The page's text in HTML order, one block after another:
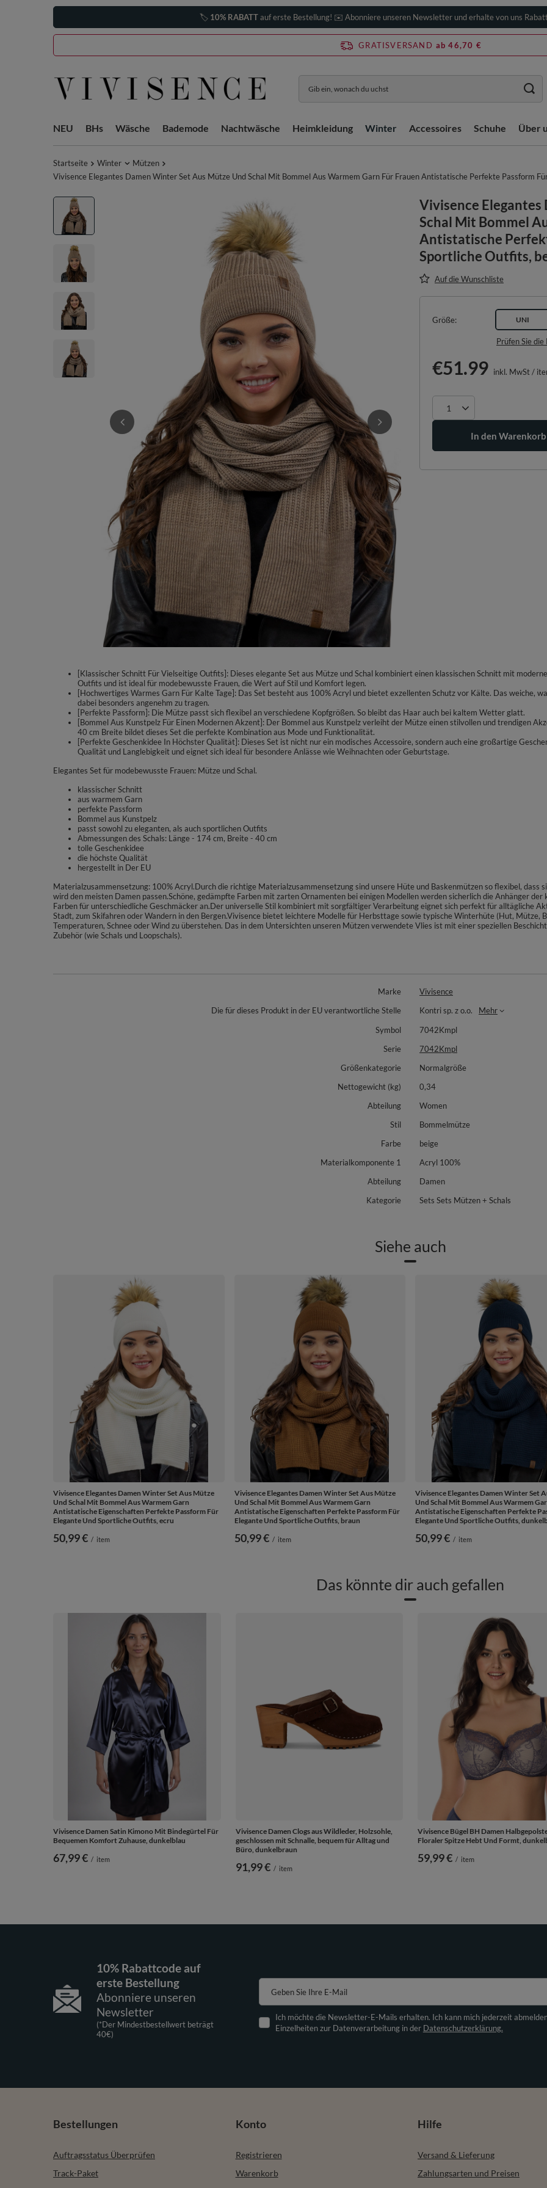
🏷️ 10% RABATTauf erste Bestellung! ✉️ Abonniere unseren Newsletter und erhalte von uns
GRATISVERSAND ab 46,70 €
NEU BHs Wäsche Bademode Nachtwäsche Heimkleidung Winter Accessoires Schuhe Über
Startseite Winter
Mützen
Vivisence Elegantes Damen Winter Set Aus Mütze Und Schal Mit Bommel Aus Warmem Garn Für Frauen Antistatische Perfekte Passform
Vivisence Elegantes
Schal Mit Bommel
Antistatische
Sportliche Outfits,
Auf die Wunschliste
Größe UNI
Prüfen Sie
€51.99 inkl. MwSt/
In den Warenkorb
[Klassischer Schnitt Für Vielseitige Outfits]: Dieses elegante Set aus Mütze und Schal kombiniert einen klassischen Schnitt mit
Outfits und ist ideal für modebewusste Frauen, die Wert auf Stil und Komfort legen.
[Hochwertiges Warmes Garn Für Kalte Tage]: Das Set besteht aus 100% Acryl und bietet exzellenten Schutz vor Kälte. Das weiche,
dabei besonders angenehm zu tragen.
[Perfekte Passform]: Die Mütze passt sich flexibel an verschiedene Kopfgrößen. So bleibt das Haar auch bei kaltem Wetter glatt.
[Bommel Aus Kunstpelz Für Einen Modernen Akzent]: Der Bommel aus Kunstpelz verleiht der Mütze einen stilvollen und trendigen
40 cm Breite bildet dieses Set die perfekte Kombination aus Mode und Funktionalität.
[Perfekte Geschenkidee In Höchster Qualität]: Dieses Set ist nicht nur ein modisches Accessoire, sondern auch eine großartige
Qualität und Langlebigkeit und eignet sich ideal für besondere Anlässe wie Weihnachten oder Geburtstage.
Elegantes Set für modebewusste Frauen: Mütze und Schal.
klassischer Schnitt
aus warmem Garn
perfekte Passform
Bommel aus Kunstpelz
passt sowohl zu eleganten, als auch sportlichen Outfits
Abmessungen des Schals: Länge - 174 cm, Breite - 40 cm
tolle Geschenkidee
die höchste Qualität
hergestellt in Der EU
Materialzusammensetzung: 100% Acryl.Durch die richtige Materialzusammensetzung sind unsere Hüte und Baskenmützen so flexibel, dass
wird den meisten Damen passen.Schöne, gedämpfte Farben mit zarten Ornamenten bei einigen Modellen werden sicherlich die Anhänger
Farben für unterschiedliche Geschmäcker an.Der universelle Stil kombiniert mit sorgfältiger Verarbeitung eignet sich perfekt für alltägliche
Stadt, zum Skifahren oder Wandern in den Bergen.Vivisence bietet leichtere Modelle für Herbsttage sowie typische Winterhüte (Hut, Mütze,
Temperaturen, Schnee oder Wind zu überstehen. Das in dem Untersichten unseren Mützen verwendete Vlies ist mit einer speziellen
Zubehör (wie Schals und Loopschals).
Marke
Vivisence
Die für dieses Produkt in der EU verantwortliche Stelle
Kontri sp. z o.o.
Mehr
Symbol
7042Kmpl
Serie
7042Kmpl
Größenkategorie
Normalgröße
Nettogewicht (kg)
0,34
Abteilung
Women
Stil
Bommelmütze
Farbe
beige
Materialkomponente 1
Acryl 100%
Abteilung
Damen
Kategorie
Sets Sets Mützen + Schals
Siehe auch
Vivisence Elegantes Damen Winter Set Aus Mütze
Und Schal Mit Bommel Aus Warmem Garn
Antistatische Eigenschaften Perfekte Passform Für
Elegante Und Sportliche Outfits, ecru
50,99 € / item
Vivisence Elegantes Damen Winter Set Aus Mütze
Und Schal Mit Bommel Aus Warmem Garn
Antistatische Eigenschaften Perfekte Passform Für
Elegante Und Sportliche Outfits, braun
50,99 € / item
Vivisence Elegantes Damen Winter Set
Und Schal Mit Bommel Aus Warmem
Antistatische Eigenschaften Perfekte
Elegante Und Sportliche Outfits,
50,99 € / item
Das könnte dir auch gefallen
Vivisence Damen Satin Kimono Mit Bindegürtel Für
Bequemen Komfort Zuhause, dunkelblau
67,99 € / item
Vivisence Damen Clogs aus Wildleder, Holzsohle,
geschlossen mit Schnalle, bequem für Alltag und
Büro, dunkelbraun
91,99 € / item
Vivisence Bügel BH Damen
Floraler Spitze Hebt Und Formt,
59,99 € / item
10% Rabattcode auf
erste Bestellung
Abonniere unseren
Newsletter
(*Der Mindestbestellwert beträgt
40€)
Geben Sie Ihre E-Mail
Ich möchte die Newsletter-E-Mails erhalten. Ich kann mich jederzeit
Einzelheiten zur Datenverarbeitung in der Datenschutzerklärung.
Bestellungen
Auftragsstatus Überprüfen
Track-Paket
Konto
Registrieren
Warenkorb
Hilfe
Versand & Lieferung
Zahlungsarten und Preisen